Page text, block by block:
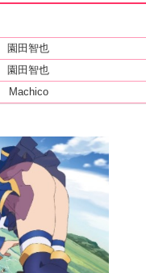
園田智也
園田智也
Machico